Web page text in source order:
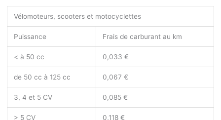
Vélomoteurs, scooters et motocyclettes
Puissance Frais de carburant au km
< à 50 cc 0,033 €
de 50 cc à 125 cc 0,067 €
3, 4 et 5 CV 0,085 €
> 5 CV 0,118 €